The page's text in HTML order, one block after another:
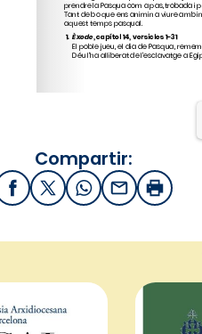
Compartir:
FacebookX / Twitter
WhatsApp
Email